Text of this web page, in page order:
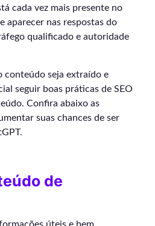
cada vez mais presente no
aparecer nas respostas do
qualificado e autoridade
conteúdo seja extraído e
seguir boas práticas de SEO
Confira abaixo as
suas chances de ser
de